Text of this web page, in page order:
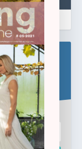
newsletter.